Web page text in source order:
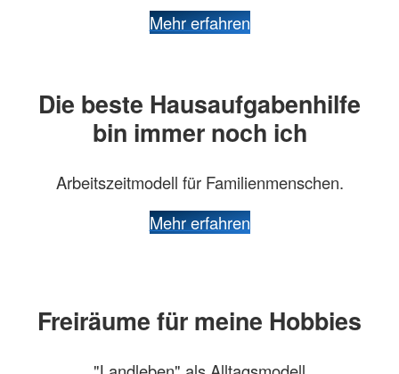
Mehr erfahren
Die beste Hausaufgabenhilfe
bin immer noch ich
Arbeitszeitmodell für Familienmenschen.
Mehr erfahren
Freiräume für meine Hobbies